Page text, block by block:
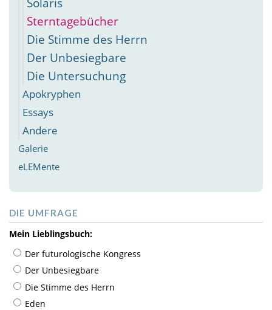
Sterntagebücher
Die Stimme des Herrn
Der Unbesiegbare
Die Untersuchung
Apokryphen
Essays
Andere
Galerie
eLEMente
DIE UMFRAGE
Mein Lieblingsbuch:
Der futurologische Kongress
Der Unbesiegbare
Die Stimme des Herrn
Eden